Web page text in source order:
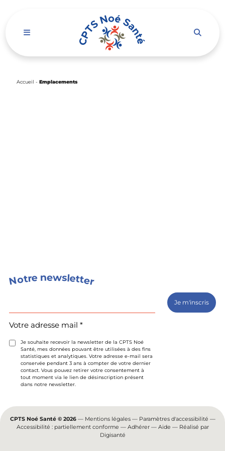
Ouvrir le menu de navigation mobile
Accueil - Emplacements
Notre newsletter
mail
(Nécessaire)
Votre adresse mail *
Je souhaite recevoir la newsletter de la CPTS Noé
Santé, mes données pouvant être utilisées à des fins
statistiques et analytiques. Votre adresse e-mail sera
conservée pendant 3 ans à compter de votre dernier
contact. Vous pouvez retirer votre consentement à
tout moment via le lien de désinscription présent
dans notre newsletter.
CPTS Noé Santé © 2026 — Mentions légales— Paramètres d'accessibilité —
Accessibilité : partiellement conforme — Adhérer— Aide — Réalisé par
Digisanté